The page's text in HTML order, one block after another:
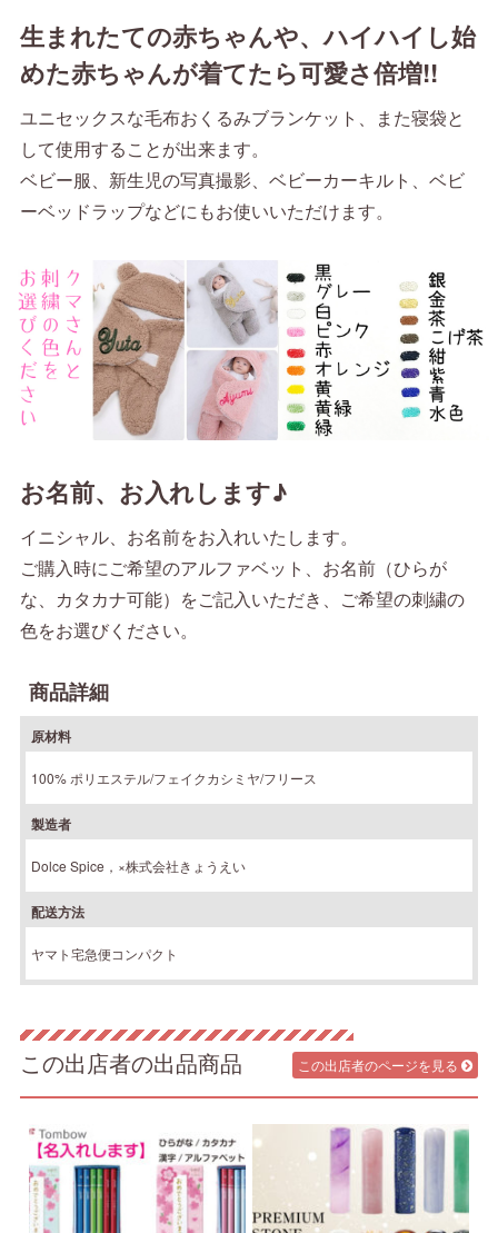
生まれたての赤ちゃんや、ハイハイし始
めた赤ちゃんが着てたら可愛さ倍増!!
ユニセックスな毛布おくるみブランケット、また寝袋と
して使用することが出来ます。
ベビー服、新生児の写真撮影、ベビーカーキルト、ベビ
ーベッドラップなどにもお使いいただけます。
お名前、お入れします♪
イニシャル、お名前をお入れいたします。
ご購入時にご希望のアルファベット、お名前（ひらが
な、カタカナ可能）をご記入いただき、ご希望の刺繍の
色をお選びください。
商品詳細
原材料
100% ポリエステル/フェイクカシミヤ/フリース
製造者
Dolce Spice，×株式会社きょうえい
配送方法
ヤマト宅急便コンパクト
この出店者の出品商品 この出店者のページを見る